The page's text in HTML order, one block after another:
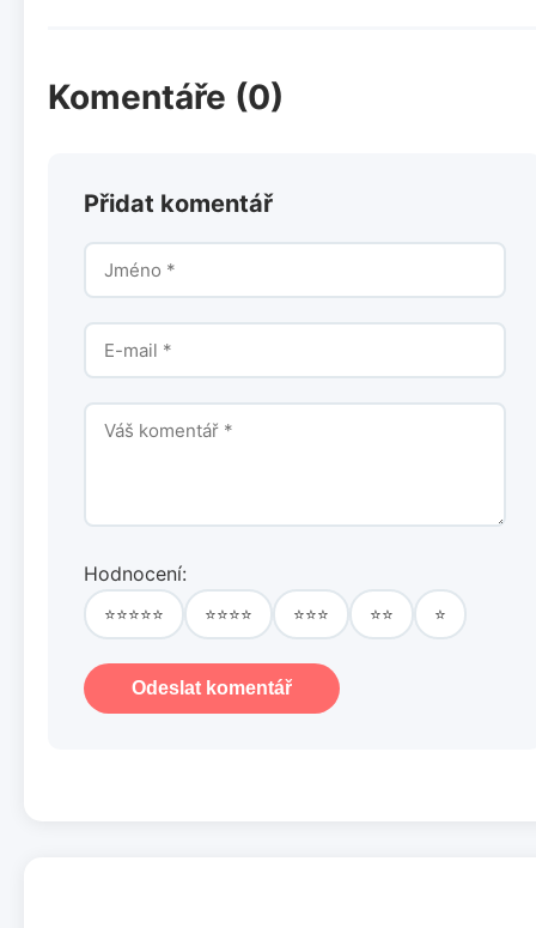
Komentáře (0)
Přidat komentář
Hodnocení:
⭐⭐⭐⭐⭐ ⭐⭐⭐⭐ ⭐⭐⭐ ⭐⭐ ⭐
Odeslat komentář